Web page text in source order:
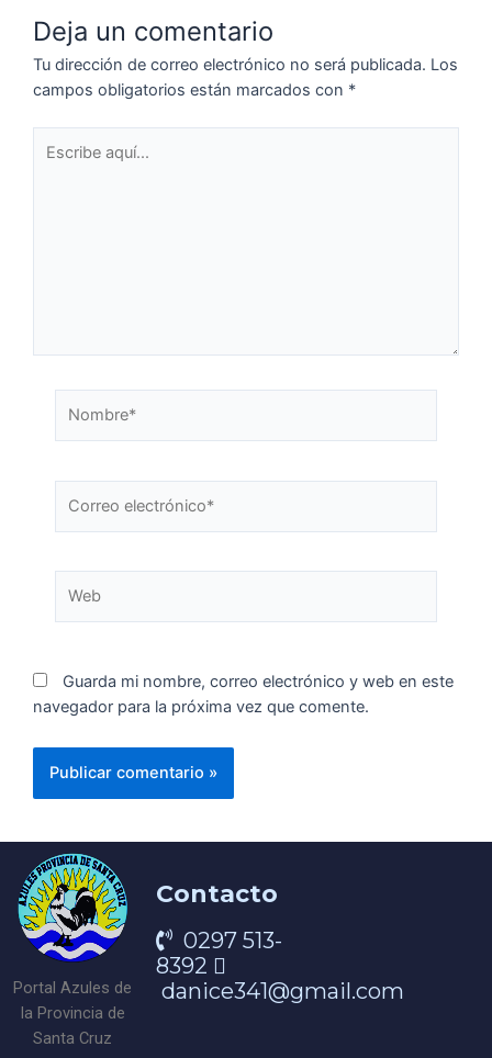
Deja un comentario
Tu dirección de correo electrónico no será publicada. Los
campos obligatorios están marcados con *
Guarda mi nombre, correo electrónico y web en este
navegador para la próxima vez que comente.
Portal Azules de
la Provincia de
Santa Cruz
Contacto
0297 513-
8392
danice341@gmail.com